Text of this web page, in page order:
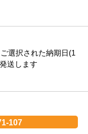
選択された納期日(1
送します
107